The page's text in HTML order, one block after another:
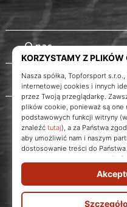
O nas
Obsługa klienta